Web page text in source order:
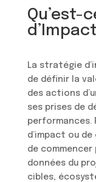
Qu’est-
La stratégie
de définir la
des actions
ses prises de
performances.
d’impact ou
de commencer
données du
cibles,